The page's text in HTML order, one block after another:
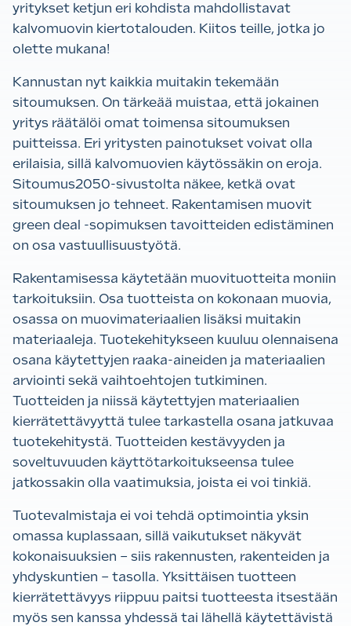
yritykset ketjun eri kohdista mahdollistavat
kalvomuovin kiertotalouden. Kiitos teille, jotka jo
olette mukana!
Kannustan nyt kaikkia muitakin tekemään
sitoumuksen. On tärkeää muistaa, että jokainen
yritys räätälöi omat toimensa sitoumuksen
puitteissa. Eri yritysten painotukset voivat olla
erilaisia, sillä kalvomuovien käytössäkin on eroja.
Sitoumus2050-sivustolta näkee, ketkä ovat
sitoumuksen jo tehneet. Rakentamisen muovit
green deal -sopimuksen tavoitteiden edistäminen
on osa vastuullisuustyötä.
Rakentamisessa käytetään muovituotteita moniin
tarkoituksiin. Osa tuotteista on kokonaan muovia,
osassa on muovimateriaalien lisäksi muitakin
materiaaleja. Tuotekehitykseen kuuluu olennaisena
osana käytettyjen raaka-aineiden ja materiaalien
arviointi sekä vaihtoehtojen tutkiminen.
Tuotteiden ja niissä käytettyjen materiaalien
kierrätettävyyttä tulee tarkastella osana jatkuvaa
tuotekehitystä. Tuotteiden kestävyyden ja
soveltuvuuden käyttötarkoitukseensa tulee
jatkossakin olla vaatimuksia, joista ei voi tinkiä.
Tuotevalmistaja ei voi tehdä optimointia yksin
omassa kuplassaan, sillä vaikutukset näkyvät
kokonaisuuksien – siis rakennusten, rakenteiden ja
yhdyskuntien – tasolla. Yksittäisen tuotteen
kierrätettävyys riippuu paitsi tuotteesta itsestään
myös sen kanssa yhdessä tai lähellä käytettävistä